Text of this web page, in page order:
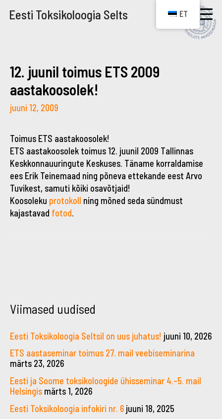
Eesti Toksikoloogia Selts
12. juunil toimus ETS 2009
aastakoosolek!
juuni 12, 2009
Toimus ETS aastakoosolek!
ETS aastakoosolek toimus 12. juunil 2009 Tallinnas
Keskkonnauuringute Keskuses. Täname korraldamise
ees Erik Teinemaad ning põneva ettekande eest Arvo
Tuvikest, samuti kõiki osavõtjaid!
Koosoleku protokoll ning mõned seda sündmust
kajastavad fotod.
Viimased uudised
Eesti Toksikoloogia Seltsil on uus juhatus! juuni 10, 2026
ETS aastaseminar toimus 27. mail veebiseminarina
märts 23, 2026
Eesti ja Soome toksikoloogide ühisseminar 4.–5. mail
Helsingis märts 1, 2026
Eesti Toksikoloogia infokiri nr. 6 juuni 18, 2025
ET